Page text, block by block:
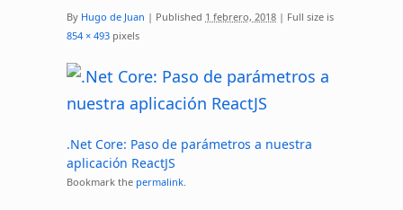
By Hugo de Juan | Published 1 febrero, 2018 | Full size is
854 × 493 pixels
.Net Core: Paso de parámetros a nuestra
aplicación ReactJS
Bookmark the permalink.